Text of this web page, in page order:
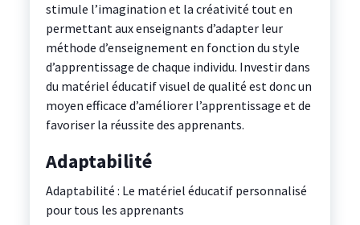
stimule l’imagination et la créativité tout en
permettant aux enseignants d’adapter leur
méthode d’enseignement en fonction du style
d’apprentissage de chaque individu. Investir dans
du matériel éducatif visuel de qualité est donc un
moyen efficace d’améliorer l’apprentissage et de
favoriser la réussite des apprenants.
Adaptabilité
Adaptabilité : Le matériel éducatif personnalisé
pour tous les apprenants